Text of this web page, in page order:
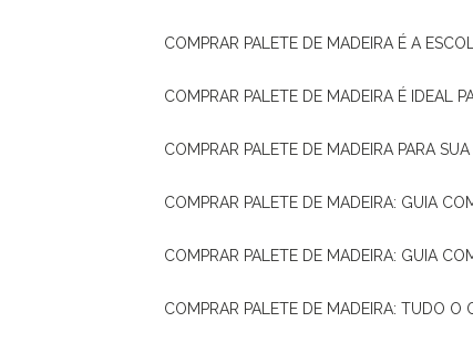
COMPRAR PALETE DE MADEIRA É A
COMPRAR PALETE DE MADEIRA É IDEAL
COMPRAR PALETE DE MADEIRA PARA
COMPRAR PALETE DE MADEIRA: GUIA
COMPRAR PALETE DE MADEIRA: GUIA
COMPRAR PALETE DE MADEIRA: TUDO